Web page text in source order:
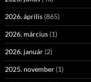
2026. április (865)
2026. március (1)
2026. január (2)
2025. november (1)